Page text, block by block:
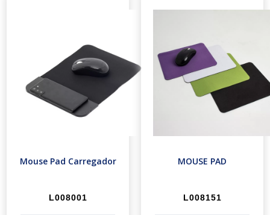
Mouse Pad Carregador
L008001
MOUSE PAD
L008151